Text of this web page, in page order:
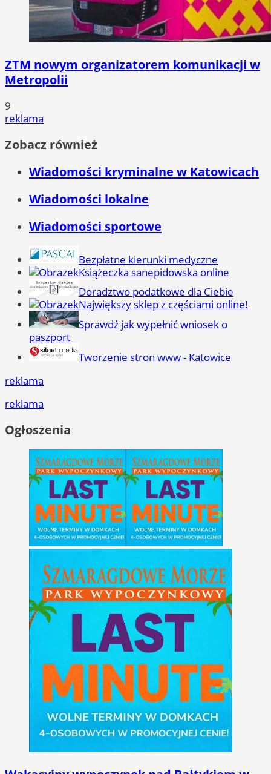
ZTM nowym organizatorem komunikacji w
Metropolii
9
reklama
Zobacz również
Wiadomości kryminalne w Katowicach
Wiadomości lokalne
Wiadomości sportowe
Bezpłatne kierunki medyczne
Książeczka sanepidowska online
Doradztwo podatkowe dla Ciebie
Największy sklep z częściami online!
Sprawdź jak wypełnić wniosek o
paszport
Tworzenie stron www - Katowice
reklama
reklama
Ogłoszenia